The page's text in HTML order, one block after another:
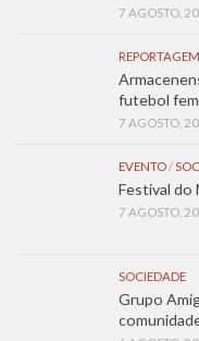
7 AGOSTO,
REPORTAGEM
futebol
7 AGOSTO,
EVENTO /
Festival do
7 AGOSTO,
SOCIEDADE
Grupo